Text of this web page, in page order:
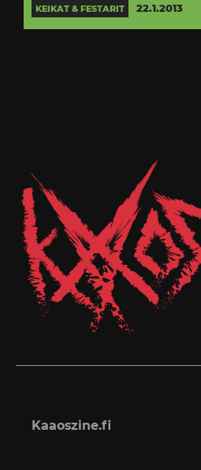
KEIKAT & FESTARIT 22.1.2013
Kaaoszine.fi